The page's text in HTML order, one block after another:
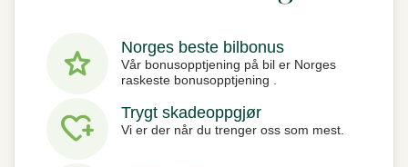
star Norges beste bilbonus
Vår bonusopptjening på bil er Norges
raskeste bonusopptjening .
heart_plus Trygt skadeoppgjør
Vi er der når du trenger oss som mest.